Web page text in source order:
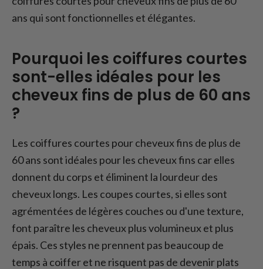
ans qui sont fonctionnelles et élégantes.
Pourquoi les coiffures courtes
sont-elles idéales pour les
cheveux fins de plus de 60 ans
?
Les coiffures courtes pour cheveux fins de plus de
60 ans sont idéales pour les cheveux fins car elles
donnent du corps et éliminent la lourdeur des
cheveux longs. Les coupes courtes, si elles sont
agrémentées de légères couches ou d'une texture,
font paraître les cheveux plus volumineux et plus
épais. Ces styles ne prennent pas beaucoup de
temps à coiffer et ne risquent pas de devenir plats